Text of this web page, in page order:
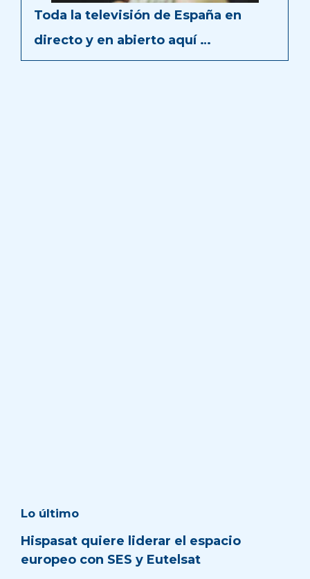
Toda la televisión de España en
directo y en abierto aquí …
Lo último
Hispasat quiere liderar el espacio
europeo con SES y Eutelsat